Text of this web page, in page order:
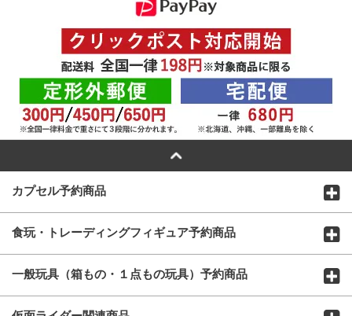
カプセル予約商品
食玩・トレーディングフィギュア予約商品
一般玩具（箱もの・１点もの玩具）予約商品